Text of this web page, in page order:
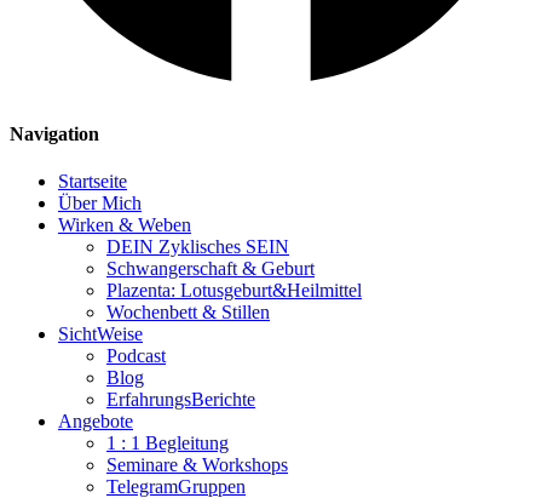
Navigation
Startseite
Über Mich
Wirken & Weben
DEIN Zyklisches SEIN
Schwangerschaft & Geburt
Plazenta: Lotusgeburt&Heilmittel
Wochenbett & Stillen
SichtWeise
Podcast
Blog
ErfahrungsBerichte
Angebote
1 : 1 Begleitung
Seminare & Workshops
TelegramGruppen